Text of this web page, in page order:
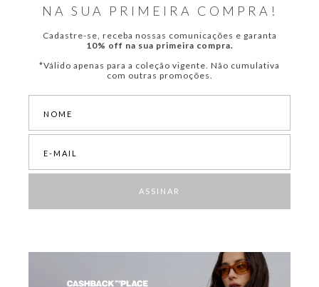
NA SUA PRIMEIRA COMPRA!
Cadastre-se, receba nossas comunicações e garanta
10% off na sua primeira compra.
*Válido apenas para a coleção vigente. Não cumulativa
com outras promoções.
ASSINAR